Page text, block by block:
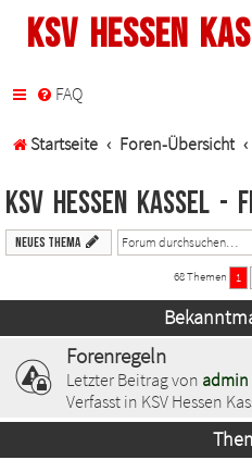
KSV Hessen
FAQ
Startseite Foren-Übersicht
KSV Hessen Kassel
Neues Thema
68 Themen 1
Forenregeln
Letzter Beitrag von admin
Verfasst in KSV Hessen